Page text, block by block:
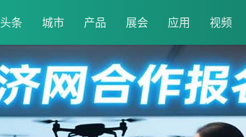
头条 城市 产品 展会 应用 视频